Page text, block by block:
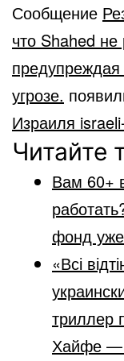
Сообщение
что Shahed не
угрозе.
Израиля
Читайте
Вам 60+
фонд
«Всі
триллер
Хайфе —